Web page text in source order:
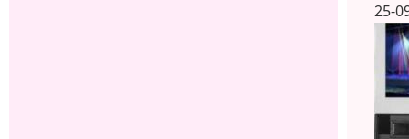
25-